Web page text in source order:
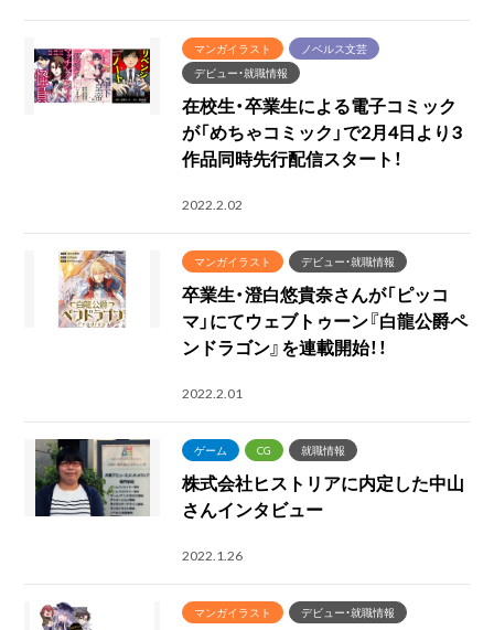
マンガイラスト
ノベルス文芸
デビュー・就職情報
在校生・卒業生による電子コミック
が「めちゃコミック」で2月4日より3
作品同時先行配信スタート！
2022.2.02
マンガイラスト デビュー・就職情報
卒業生・澄白悠貴奈さんが「ピッコ
マ」にてウェブトゥーン『白龍公爵ペ
ンドラゴン』を連載開始！！
2022.2.01
ゲーム CG 就職情報
株式会社ヒストリアに内定した中山
さんインタビュー
2022.1.26
マンガイラスト デビュー・就職情報